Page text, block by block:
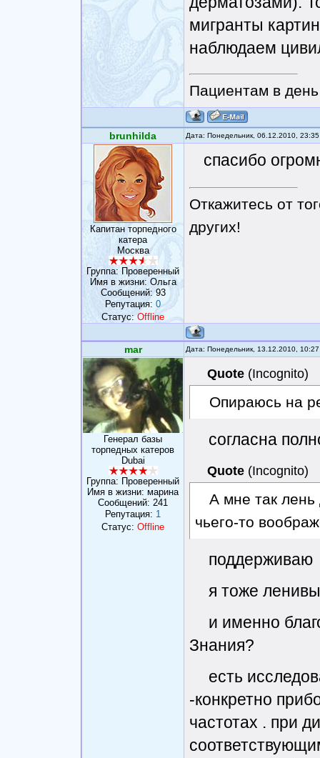
мигранты
наблюдаем
Пациентам в
brunhilda Дата: Понедельник, 06.12.2010,
Капитан торпедного
катера
Москва
Группа: Проверенный
Имя в жизни: Ольга
Сообщений:93
Репутация: 0
Статус:Offline
спасибо
Откажитесь от
других!
mar Дата: Понедельник, 13.12.2010,
Генерал базы
торпедных катеров
Dubai
Группа: Проверенный
Имя в жизни: марина
Сообщений: 241
Репутация: 1
Статус: Offline
Quote (Incognito)
Опираюсь на
согласна
Quote (Incognito)
А мне так лень
чьего-то
поддерживаю
я тоже
и именно
Знания?
есть
-конкретно
частотах . при